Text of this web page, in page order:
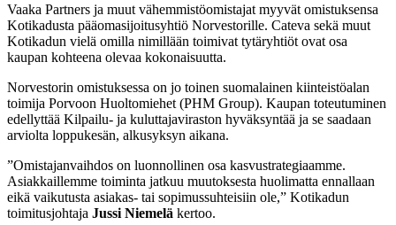
Vaaka Partners ja muut vähemmistöomistajat myyvät omistuksensa
Kotikadusta pääomasijoitusyhtiö Norvestorille. Cateva sekä muut
Kotikadun vielä omilla nimillään toimivat tytäryhtiöt ovat osa
kaupan kohteena olevaa kokonaisuutta.
Norvestorin omistuksessa on jo toinen suomalainen kiinteistöalan
toimija Porvoon Huoltomiehet (PHM Group). Kaupan toteutuminen
edellyttää Kilpailu- ja kuluttajaviraston hyväksyntää ja se saadaan
arviolta loppukesän, alkusyksyn aikana.
”Omistajanvaihdos on luonnollinen osa kasvustrategiaamme.
Asiakkaillemme toiminta jatkuu muutoksesta huolimatta ennallaan
eikä vaikutusta asiakas- tai sopimussuhteisiin ole,” Kotikadun
toimitusjohtaja Jussi Niemelä kertoo.